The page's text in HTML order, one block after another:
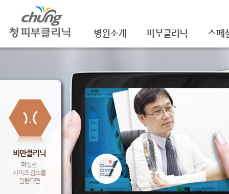
병원소개 피부클리닉 스페
진료안내
레이저장비소개
병원 둘러보기
찾아오시는 길
공지사항
여드름자국/흉터
기미/색소
주근깨/잡티
점/검버섯
문신제거
안면홍조
피부질환치료
셀라
물광
아쿠
백옥
신데
슈
셀렉